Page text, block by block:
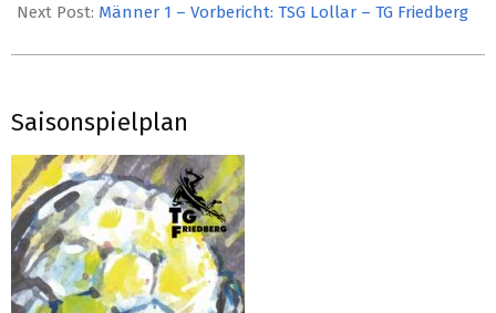
Next Post: Männer 1 – Vorbericht: TSG Lollar – TG Friedberg
Saisonspielplan